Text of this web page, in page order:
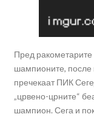
Пред ракометарите
шампионите, после
пречекаат ПИК
„црвено-црните“
шампион. Сега и